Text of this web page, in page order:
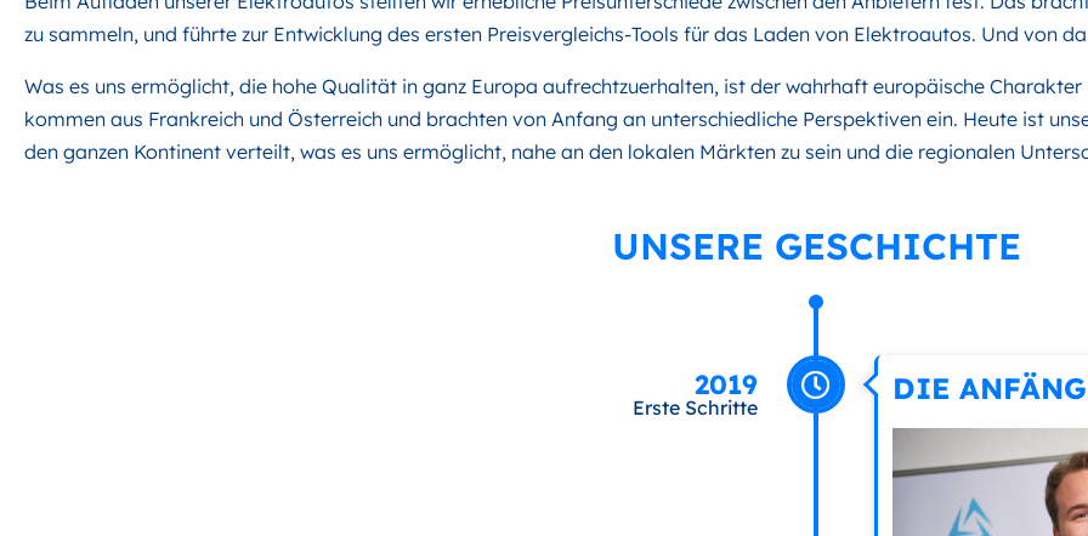
zu sammeln, und führte zur Entwicklung des ersten Preisvergleichs-Tools für das Laden von Elektroautos. Und von
Was es uns ermöglicht, die hohe Qualität in ganz Europa aufrechtzuerhalten, ist der wahrhaft europäische Charakter
kommen aus Frankreich und Österreich und brachten von Anfang an unterschiedliche Perspektiven ein. Heute ist
den ganzen Kontinent verteilt, was es uns ermöglicht, nahe an den lokalen Märkten zu sein und die regionalen
UNSERE GESCHICHTE
2019
Erste Schritte
DIE